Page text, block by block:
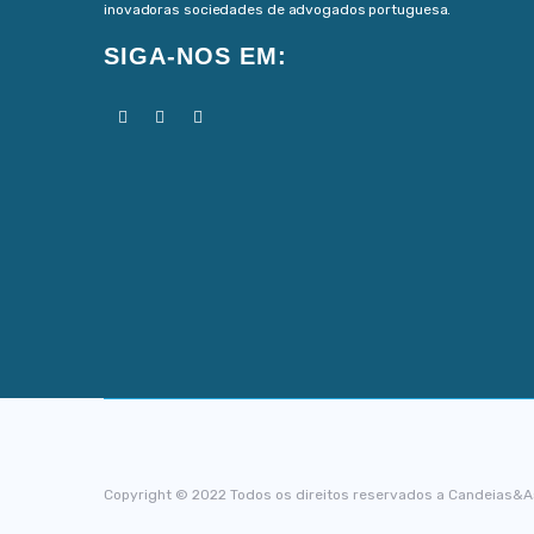
inovadoras sociedades de advogados portuguesa.
SIGA-NOS EM:
Copyright © 2022 Todos os direitos reservados a